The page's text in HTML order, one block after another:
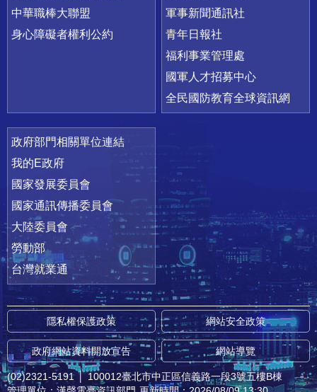
中華職棒大聯盟
身心障礙者權利公約
軍事新聞通訊社
青年日報社
福利事業管理處
國軍人才招募中心
全民國防教育全球資訊網
政府部門相關單位連結
我的E政府
國家發展委員會
國家通訊傳播委員會
大陸委員會
勞動部
台灣就業通
隱私權保護政策 網站安全政策
政府網站資料開放宣告 網站導覽
(02)2321-5191 │ 100012臺北市中正區信義路一段3號五樓B棟